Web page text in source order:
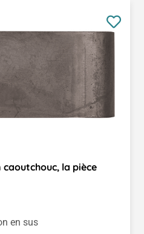
la pièce
en sus